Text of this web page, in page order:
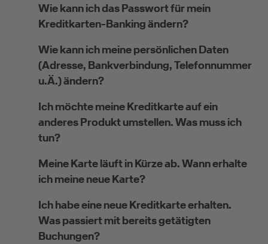
Wie kann ich das Passwort für mein
Kreditkarten-Banking ändern?
Wie kann ich meine persönlichen Daten
(Adresse, Bankverbindung, Telefonnummer
u.Ä.) ändern?
Ich möchte meine Kreditkarte auf ein
anderes Produkt umstellen. Was muss ich
tun?
Meine Karte läuft in Kürze ab. Wann erhalte
ich meine neue Karte?
Ich habe eine neue Kreditkarte erhalten.
Was passiert mit bereits getätigten
Buchungen?